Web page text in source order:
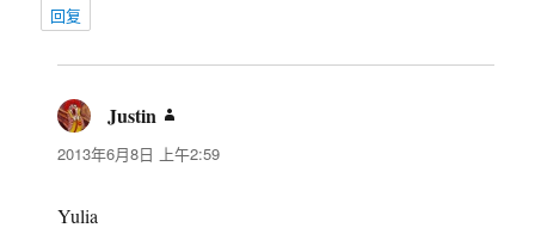
回复
Justin
道：
2013年6月8日 上午2:59
Yulia